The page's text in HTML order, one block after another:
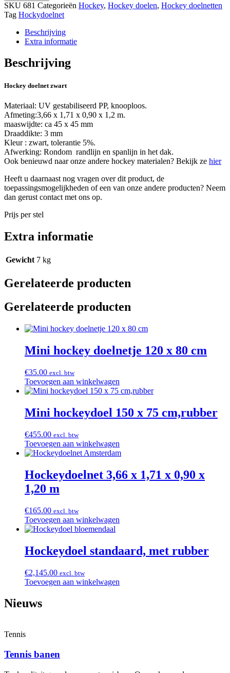
SKU 681 Categorieën Hockey, Hockey doelen, Hockey doelnetten
Tag Hockydoelnet
Beschrijving
Extra informatie
Beschrijving
Hockey doelnet zwart
Materiaal: UV gestabiliseerd PP, knooploos.
Afmeting:3,66 x 1,71 x 0,90 x 1,2 m.
maaswijdte: ca 45 x 45 mm
Draaddikte: 3 mm
Kleur : zwart, tolerantie 5%.
Afwerking: Rondom randlijn en spanlijn in het dak.
Ook benieuwd naar onze andere hockey materialen? Bekijk ze hier
Heeft u daarnaast nog vragen over dit product, de
toepassingsmogelijkheden of een van onze andere producten? Neem
dan gerust contact met ons op.
Prijs per stel
Extra informatie
Gewicht 7 kg
Gerelateerde producten
Gerelateerde producten
Mini hockey doelnetje 120 x 80 cm
€35.00 excl. btw
Toevoegen aan winkelwagen
Mini hockeydoel 150 x 75 cm,rubber
€455.00 excl. btw
Toevoegen aan winkelwagen
Hockeydoelnet 3,66 x 1,71 x 0,90 x
1,20 m
€165.00 excl. btw
Toevoegen aan winkelwagen
Hockeydoel standaard, met rubber
€2,145.00 excl. btw
Toevoegen aan winkelwagen
Nieuws
Tennis
Tennis banen